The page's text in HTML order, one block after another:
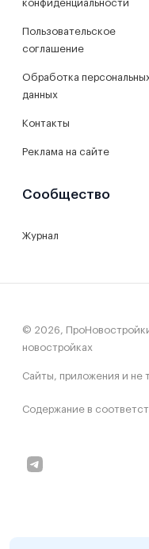
конфиденциальности
Пользовательское
соглашение
Обработка
данных
Контакты
Реклама на сайте
Сообщество
Журнал
© 2026,
новостройках
Сайты, приложения и не
Содержание в